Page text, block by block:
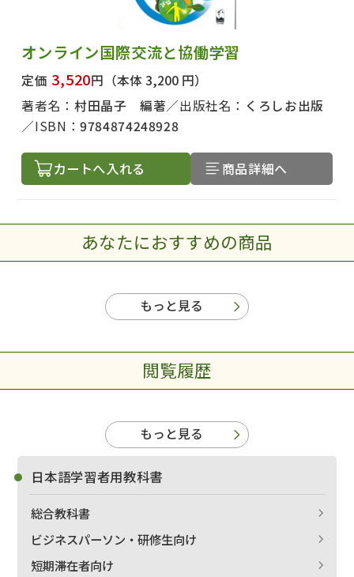
オンライン国際交流と協働学習
定価 3,520円 （本体 3,200 円）
著者名： 村田晶子 編著 出版社名： くろしお出版
ISBN：9784874248928
カートへ入れる 商品詳細へ
あなたにおすすめの商品
もっと見る
閲覧履歴
もっと見る
日本語学習者用教科書
総合教科書
ビジネスパーソン・研修生向け
短期滞在者向け